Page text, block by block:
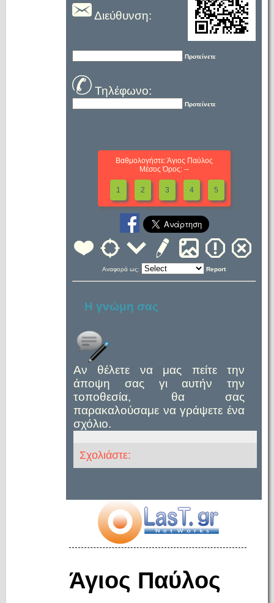
Διεύθυνση:
Προτείνετε
Τηλέφωνο:
Προτείνετε
Βαθμολογήστε: Άγιος Παύλος
Μέσος Όρος: --
1 2 3 4 5
Αναφορά ως: Report
Η γνώμη σας
Αν θέλετε να μας πείτε την
άποψη σας γι αυτήν την
τοποθεσία, θα σας
παρακαλούσαμε να γράψετε ένα
σχόλιο.
Σχολιάστε:
Άγιος Παύλος